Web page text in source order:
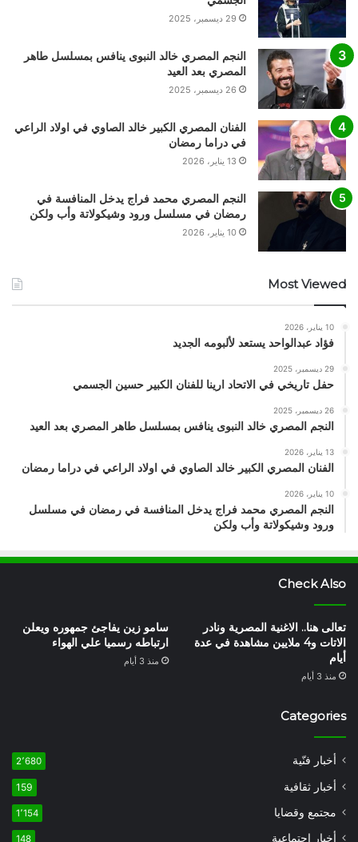
29 ديسمبر، 2025
النجم المصري خالد النبوى ينافس بمسلسل طاهر
المصري بعد العيد
26 ديسمبر، 2025
الفنان المصري الكبير خالد الصاوي في اولاد الراعي
في دراما رمضان
13 يناير، 2026
النجم المصري محمد فراج يدخل المنافسة في
رمضان في مسلسل ورود وشيكولاتة وأب ولكن
10 يناير، 2026
Most Viewed
10 يناير، 2026
فؤاد عبدالواحد يستعد لألبومه الجديد
29 ديسمبر، 2025
حفل تاريخي في الاتحاد ارينا للفنان الكبير حسين الجسمي
26 ديسمبر، 2025
النجم المصري خالد النبوى ينافس بمسلسل طاهر المصري بعد العيد
13 يناير، 2026
الفنان المصري الكبير خالد الصاوي في اولاد الراعي في دراما رمضان
10 يناير، 2026
النجم المصري محمد فراج يدخل المنافسة في رمضان في مسلسل
ورود وشيكولاتة وأب ولكن
Check Also
تعالى هنا.. الاغنية المصرية ونادر
الاتات و4 ملايين مشاهدة في عدة
أيام
منذ 3 أيام
سامو زين يفاجئ جمهوره ويعلن
ارتباطه رسميا علي الهواء
منذ 3 أيام
Categories
أخبار فنّية 2٬680
أخبار ثقافية 159
مجتمع وقضايا 1٬154
أخبار إجتماعية 148